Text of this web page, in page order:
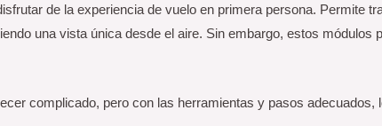
de la experiencia de vuelo en primera persona. Permite
una vista única desde el aire. Sin embargo, estos módulos
complicado, pero con las herramientas y pasos adecuados,